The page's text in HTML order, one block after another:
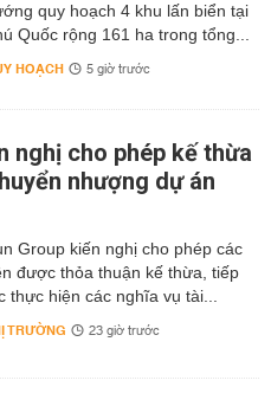
quy hoạch 4 khu lấn biển tại
Quốc rộng 161 ha trong tổng...
HOẠCH 5 giờ trước
nghị cho phép kế thừa
nhượng dự án
Group kiến nghị cho phép các
được thỏa thuận kế thừa, tiếp
thực hiện các nghĩa vụ tài...
TRƯỜNG 23 giờ trước